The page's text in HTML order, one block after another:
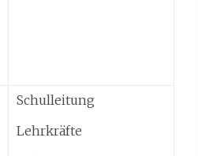
Schulleitung
Lehrkräfte